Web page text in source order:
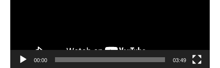
00:00 03:49